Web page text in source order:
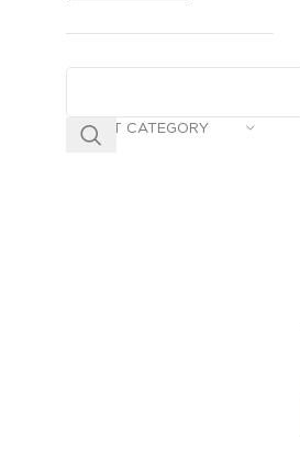
SELECT CATEGORY